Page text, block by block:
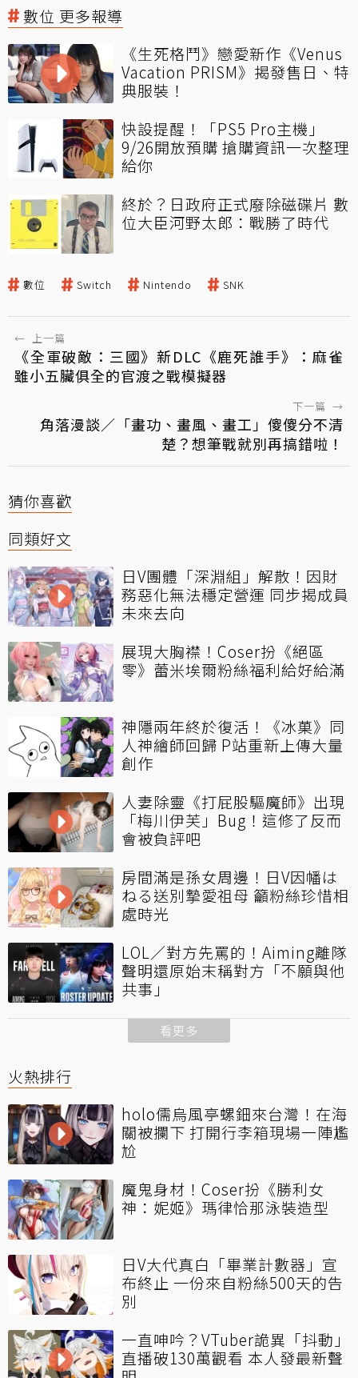
數位 更多報導
《生死格鬥》戀愛新作《Venus
Vacation PRISM》揭發售日、特
典服裝！
快設提醒！「PS5 Pro主機」
9/26開放預購 搶購資訊一次整理
給你
終於？日政府正式廢除磁碟片 數
位大臣河野太郎：戰勝了時代
數位 Switch Nintendo SNK
← 上一篇
《全軍破敵：三國》新DLC《鹿死誰手》：麻雀
雖小五臟俱全的官渡之戰模擬器
下一篇 →
角落漫談／「畫功、畫風、畫工」傻傻分不清
楚？想筆戰就別再搞錯啦！
猜你喜歡
同類好文
日V團體「深淵組」解散！因財
務惡化無法穩定營運 同步揭成員
未來去向
展現大胸襟！Coser扮《絕區
零》蕾米埃爾粉絲福利給好給滿
神隱兩年終於復活！《冰菓》同
人神繪師回歸 P站重新上傳大量
創作
人妻除靈《打屁股驅魔師》出現
「梅川伊芙」Bug！這修了反而
會被負評吧
房間滿是孫女周邊！日V因幡は
ねる送別摯愛祖母 籲粉絲珍惜相
處時光
LOL／對方先罵的！Aiming離隊
聲明還原始末稱對方「不願與他
共事」
看更多
火熱排行
holo儒烏風亭螺鈿來台灣！在海
關被攔下 打開行李箱現場一陣尷
尬
魔鬼身材！Coser扮《勝利女
神：妮姬》瑪律恰那泳裝造型
日V大代真白「畢業計數器」宣
布終止 一份來自粉絲500天的告
別
一直呻吟？VTuber詭異「抖動」
直播破130萬觀看 本人發最新聲